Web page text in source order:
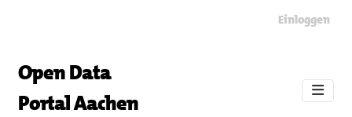
Einloggen
Open Data
Portal Aachen